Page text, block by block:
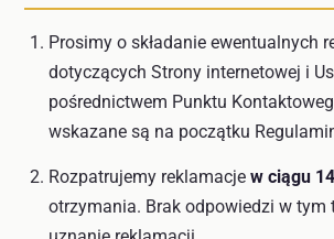
Prosimy o składanie ewentualnych
dotyczących Strony internetowej i
pośrednictwem Punktu
wskazane są na początku
Rozpatrujemy reklamacje w ciągu
otrzymania. Brak odpowiedzi w tym